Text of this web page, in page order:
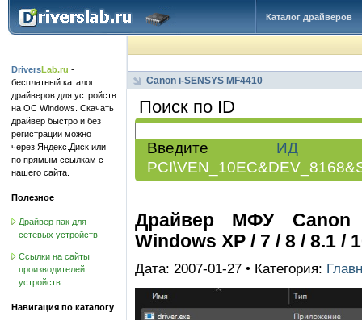
Каталог драйверов
DriversLab.ru -
бесплатный каталог
драйверов для устройств
на ОС Windows. Скачать
драйвер быстро и без
регистрации можно
через Яндекс.Диск или
по прямым ссылкам с
нашего сайта.
Полезное
Драйвер пак для
сетевых устройств
Ссылки на сайты
производителей
устройств
Навигация по каталогу
Canon i-SENSYS MF4410
Поиск по ID
Введите ИД
Драйвер МФУ Canon
Windows XP / 7 / 8 / 8.1 /
Дата: 2007-01-27 • Категория: